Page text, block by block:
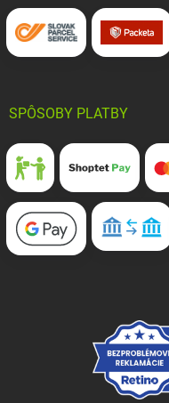
SPÔSOBY PLATBY